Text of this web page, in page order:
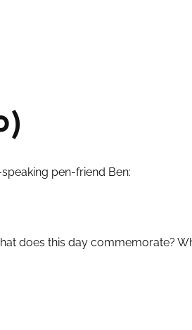
pen-friend Ben:
does this day commemorate?